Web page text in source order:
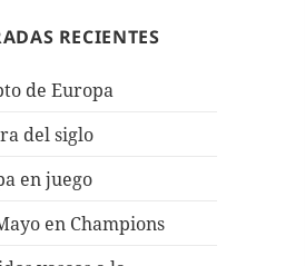
RECIENTES
de Europa
del siglo
en juego
en Champions